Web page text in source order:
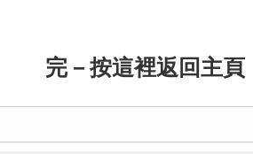
完－按這裡返回主頁